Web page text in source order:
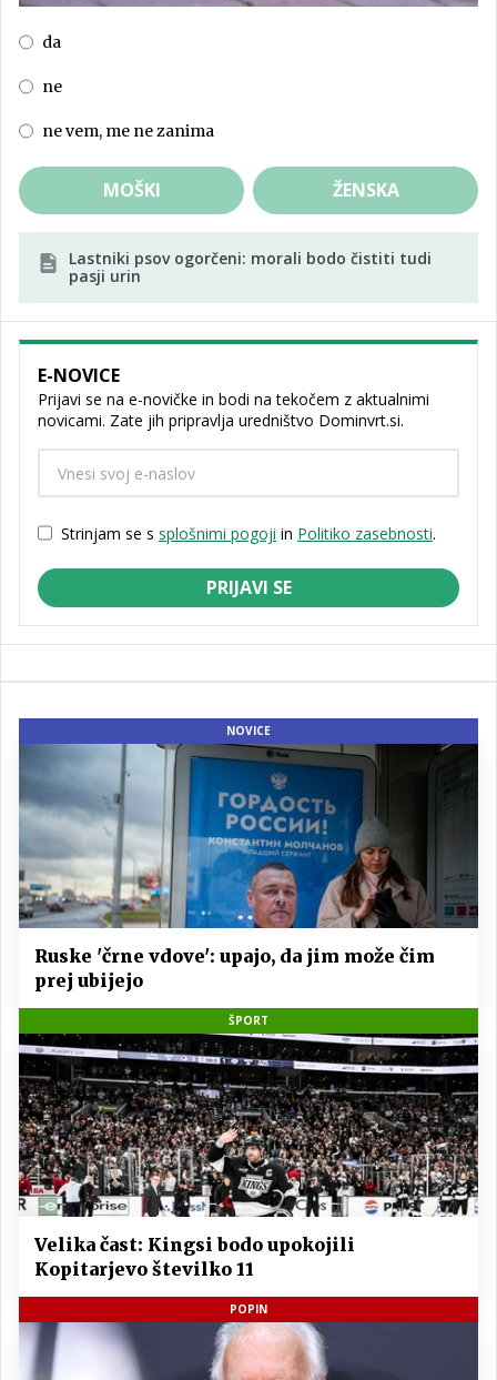
da
ne
ne vem, me ne zanima
MOŠKI ŽENSKA
Lastniki psov ogorčeni: morali bodo čistiti tudi
pasji urin
E-NOVICE
Prijavi se na e-novičke in bodi na tekočem z aktualnimi
novicami. Zate jih pripravlja uredništvo Dominvrt.si.
Strinjam se s splošnimi pogoji in Politiko zasebnosti.
PRIJAVI SE
NOVICE
Ruske 'črne vdove': upajo, da jim može čim
prej ubijejo
ŠPORT
Velika čast: Kingsi bodo upokojili
Kopitarjevo številko 11
POPIN